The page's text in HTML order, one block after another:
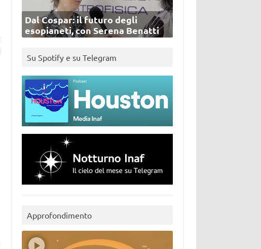
Dal Cospar: il futuro degli
esopianeti, con Serena Benatti
Su Spotify e su Telegram
Approfondimento